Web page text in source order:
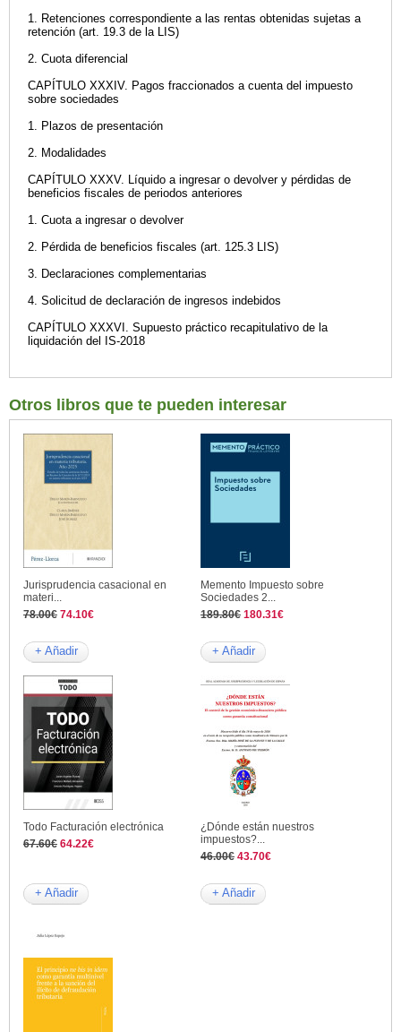
1. Retenciones correspondiente a las rentas obtenidas sujetas a
retención (art. 19.3 de la LIS)
2. Cuota diferencial
CAPÍTULO XXXIV. Pagos fraccionados a cuenta del impuesto
sobre sociedades
1. Plazos de presentación
2. Modalidades
CAPÍTULO XXXV. Líquido a ingresar o devolver y pérdidas de
beneficios fiscales de periodos anteriores
1. Cuota a ingresar o devolver
2. Pérdida de beneficios fiscales (art. 125.3 LIS)
3. Declaraciones complementarias
4. Solicitud de declaración de ingresos indebidos
CAPÍTULO XXXVI. Supuesto práctico recapitulativo de la
liquidación del IS-2018
Otros libros que te pueden interesar
Jurisprudencia casacional en
materi...
78.00€ 74.10€
+ Añadir
Memento Impuesto sobre
Sociedades 2...
189.80€ 180.31€
+ Añadir
Todo Facturación electrónica
67.60€ 64.22€
+ Añadir
¿Dónde están nuestros
impuestos?...
46.00€ 43.70€
+ Añadir